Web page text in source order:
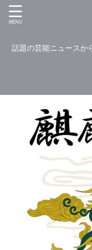
話題の芸能ニュースか